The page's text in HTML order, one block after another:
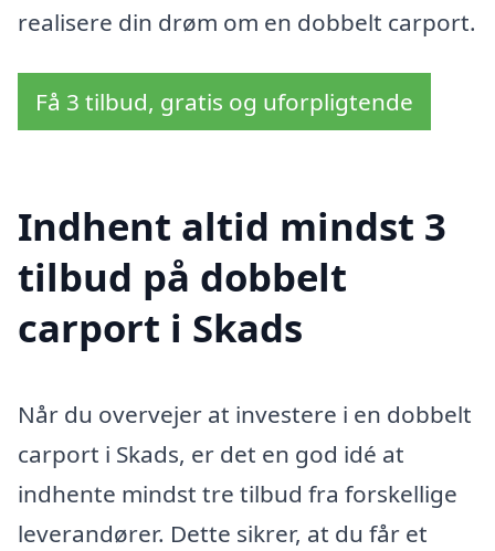
realisere din drøm om en dobbelt carport.
Få 3 tilbud, gratis og uforpligtende
Indhent altid mindst 3
tilbud på dobbelt
carport i Skads
Når du overvejer at investere i en dobbelt
carport i Skads, er det en god idé at
indhente mindst tre tilbud fra forskellige
leverandører. Dette sikrer, at du får et